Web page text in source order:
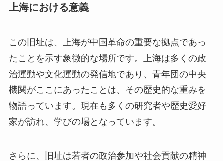
上海における意義
この旧址は、上海が中国革命の重要な拠点であっ
たことを示す象徴的な場所です。上海は多くの政
治運動や文化運動の発信地であり、青年団の中央
機関がここにあったことは、その歴史的な重みを
物語っています。現在も多くの研究者や歴史愛好
家が訪れ、学びの場となっています。
さらに、旧址は若者の政治参加や社会貢献の精神